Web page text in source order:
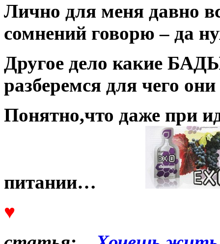
Лично для меня давно
сомнений говорю – да
Другое дело какие
разберемся для чего
Понятно,что даже при
питании…
♥